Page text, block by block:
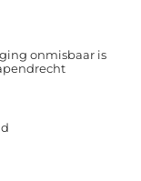
onmisbaar is